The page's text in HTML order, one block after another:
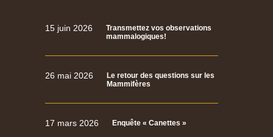
15 juin 2026
Transmettez vos observations
mammalogiques!
26 mai 2026
Le retour des questions sur les
Mammifères
17 mars 2026 Enquête « Canettes »